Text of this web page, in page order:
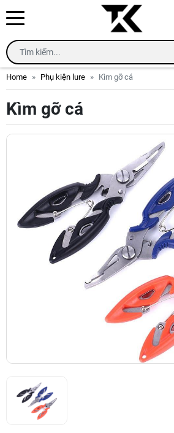
Home Phụ kiện lure Kìm gỡ cá
Kìm gỡ cá